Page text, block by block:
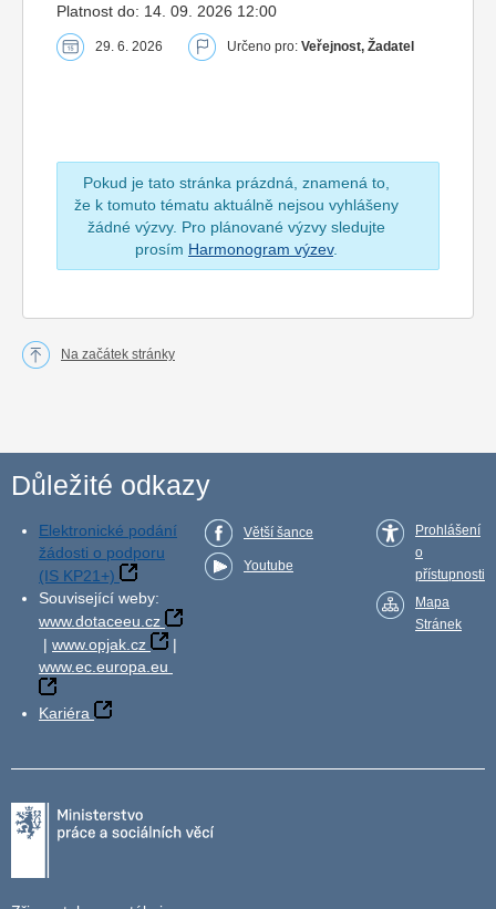
Platnost do: 14. 09. 2026 12:00
29. 6. 2026 Určeno pro: Veřejnost, Žadatel
Pokud je tato stránka prázdná, znamená to,
že k tomuto tématu aktuálně nejsou vyhlášeny
žádné výzvy. Pro plánované výzvy sledujte
prosím Harmonogram výzev.
Na začátek stránky
Důležité odkazy
Elektronické podání
žádosti o podporu
(IS KP21+)
Související weby:
www.dotaceeu.cz
| www.opjak.cz
|
www.ec.europa.eu
Kariéra
Větší šance
Youtube
Prohlášení
o
přístupnosti
Mapa
Stránek